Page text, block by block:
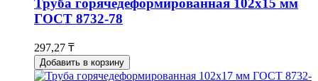
Труба горячедеформированная 102х15 мм
ГОСТ 8732-78
297,27 ₸
Добавить в корзину